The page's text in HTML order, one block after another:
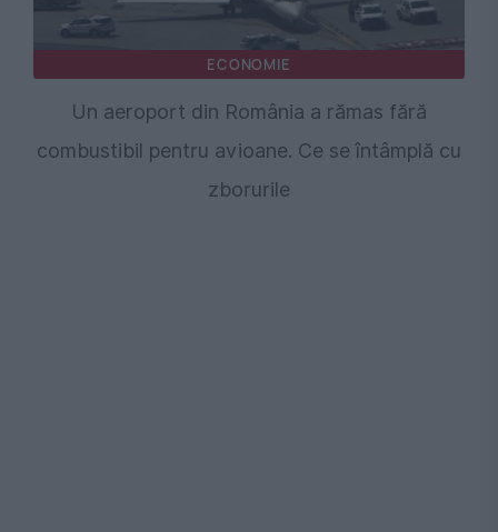
ECONOMIE
Un aeroport din România a rămas fără
combustibil pentru avioane. Ce se întâmplă cu
zborurile